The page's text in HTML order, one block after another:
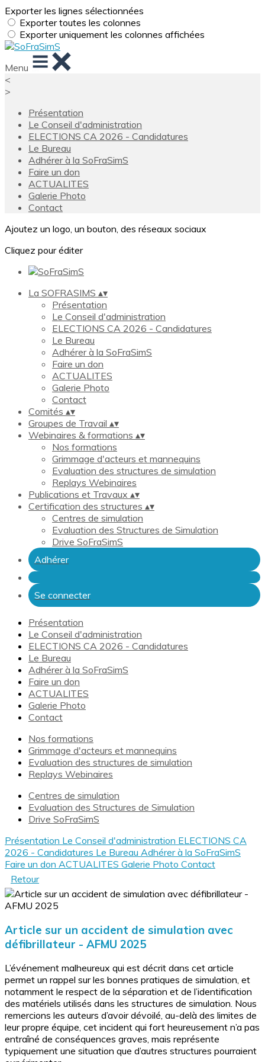
Exporter les lignes sélectionnées
Exporter toutes les colonnes
Exporter uniquement les colonnes affichées
Menu
<
>
Présentation
Le Conseil d'administration
ELECTIONS CA 2026 - Candidatures
Le Bureau
Adhérer à la SoFraSimS
Faire un don
ACTUALITES
Galerie Photo
Contact
Ajoutez un logo, un bouton, des réseaux sociaux
Cliquez pour éditer
La SOFRASIMS ▴▾
Présentation
Le Conseil d'administration
ELECTIONS CA 2026 - Candidatures
Le Bureau
Adhérer à la SoFraSimS
Faire un don
ACTUALITES
Galerie Photo
Contact
Comités ▴▾
Groupes de Travail ▴▾
Webinaires & formations ▴▾
Nos formations
Grimmage d'acteurs et mannequins
Evaluation des structures de simulation
Replays Webinaires
Publications et Travaux ▴▾
Certification des structures ▴▾
Centres de simulation
Evaluation des Structures de Simulation
Drive SoFraSimS
Adhérer
Se connecter
Présentation
Le Conseil d'administration
ELECTIONS CA 2026 - Candidatures
Le Bureau
Adhérer à la SoFraSimS
Faire un don
ACTUALITES
Galerie Photo
Contact
Nos formations
Grimmage d'acteurs et mannequins
Evaluation des structures de simulation
Replays Webinaires
Centres de simulation
Evaluation des Structures de Simulation
Drive SoFraSimS
Présentation Le Conseil d'administration ELECTIONS CA
2026 - Candidatures Le Bureau Adhérer à la SoFraSimS
Faire un don ACTUALITES Galerie Photo Contact
Retour
Article sur un accident de simulation avec
défibrillateur - AFMU 2025
L’événement malheureux qui est décrit dans cet article
permet un rappel sur les bonnes pratiques de simulation, et
notamment le respect de la séparation et de l’identification
des matériels utilisés dans les structures de simulation. Nous
remercions les auteurs d’avoir dévoilé, au-delà des limites de
leur propre équipe, cet incident qui fort heureusement n’a pas
entraîné de conséquences graves, mais représente
typiquement une situation que d’autres structures pourraient